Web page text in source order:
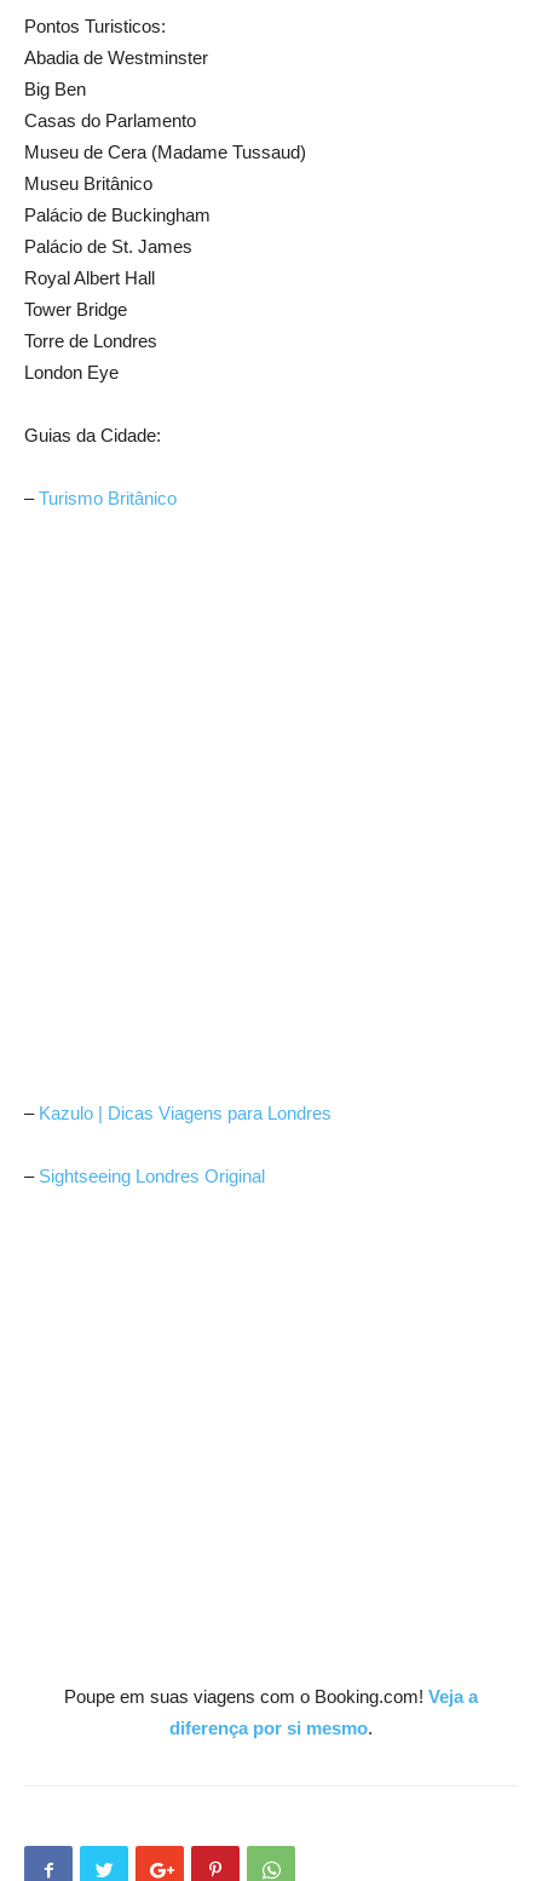
Pontos Turisticos:
Abadia de Westminster
Big Ben
Casas do Parlamento
Museu de Cera (Madame Tussaud)
Museu Britânico
Palácio de Buckingham
Palácio de St. James
Royal Albert Hall
Tower Bridge
Torre de Londres
London Eye
Guias da Cidade:
–Turismo Britânico
– Kazulo | Dicas Viagens para Londres
– Sightseeing Londres Original
Poupe em suas viagens com o Booking.com! Veja a
diferença por si mesmo.